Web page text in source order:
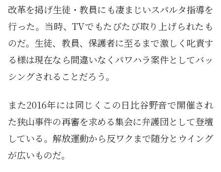
改革を掲げ生徒・教員にも凄まじいスパルタ指導を
行った。当時、TVでもたびたび取り上げられたも
のだ。生徒、教員、保護者に至るまで激しく叱責す
る様は現在なら間違いなくパワハラ案件としてバッ
シングされることだろう。
また2016年には同じくこの日比谷野音で開催され
た狭山事件の再審を求める集会に弁護団として登壇
している。解放運動から反ワクまで随分とウイング
が広いものだ。